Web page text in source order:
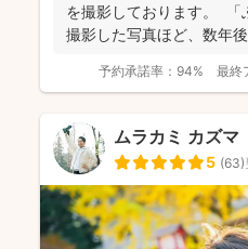
を撮影しております。
撮影した写真ほど、数年
予約承諾率： 94% 最終
ムラカミ カズマ
5 (63)